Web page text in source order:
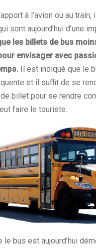
à l’avion ou au
sont aujourd’hui d’une
les billets de bus
envisager avec
Il est indiqué que le
et il suffit de se
billet pour se rendre
faire le touriste.
le bus est aujourd’hui